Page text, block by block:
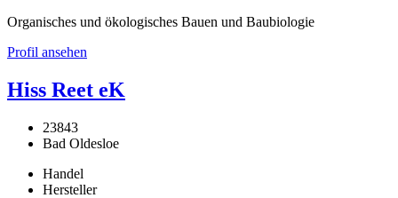
Organisches und ökologisches Bauen und Baubiologie
Profil ansehen
Hiss Reet eK
23843
Bad Oldesloe
Handel
Hersteller